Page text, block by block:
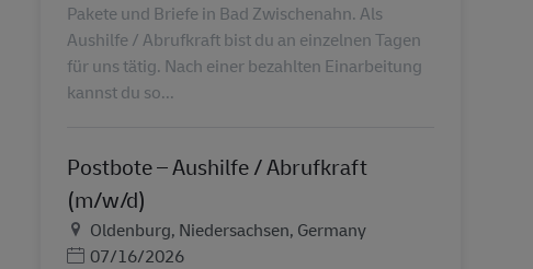
Pakete und Briefe in Bad Zwischenahn. Als
Aushilfe / Abrufkraft bist du an einzelnen Tagen
für uns tätig. Nach einer bezahlten Einarbeitung
kannst du so...
Postbote – Aushilfe / Abrufkraft
(m/w/d)
地点Oldenburg, Niedersachsen, Germany
Posted Date
07/16/2026